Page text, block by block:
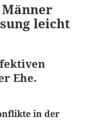
leicht
Ehe.
in der